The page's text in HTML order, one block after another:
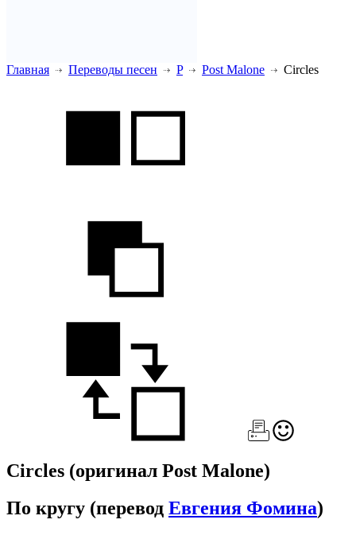
Главная Переводы песен P Post Malone Circles
Circles (оригинал Post Malone)
По кругу (перевод Евгения Фомина)